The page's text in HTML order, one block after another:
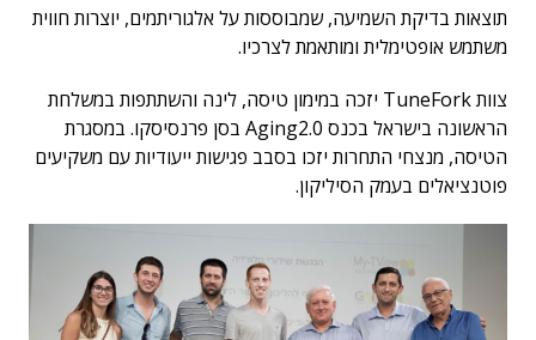
תוצאות בדיקת השמיעה, שמבוססות על אלגוריתמים, יוצרות חווית
משתמש אופטימלית ומותאמת לצרכיו.
צוות TuneFork יזכה במימון טיסה, לינה והשתתפות במשלחת
הראשונה בישראל בכנס Aging2.0 בסן פרנסיסקו. במסגרת
הטיסה, מנצחי התחרות יזכו בסבב פגישות ייעודיות עם משקיעים
פוטנציאלים בעמק הסיליקון.